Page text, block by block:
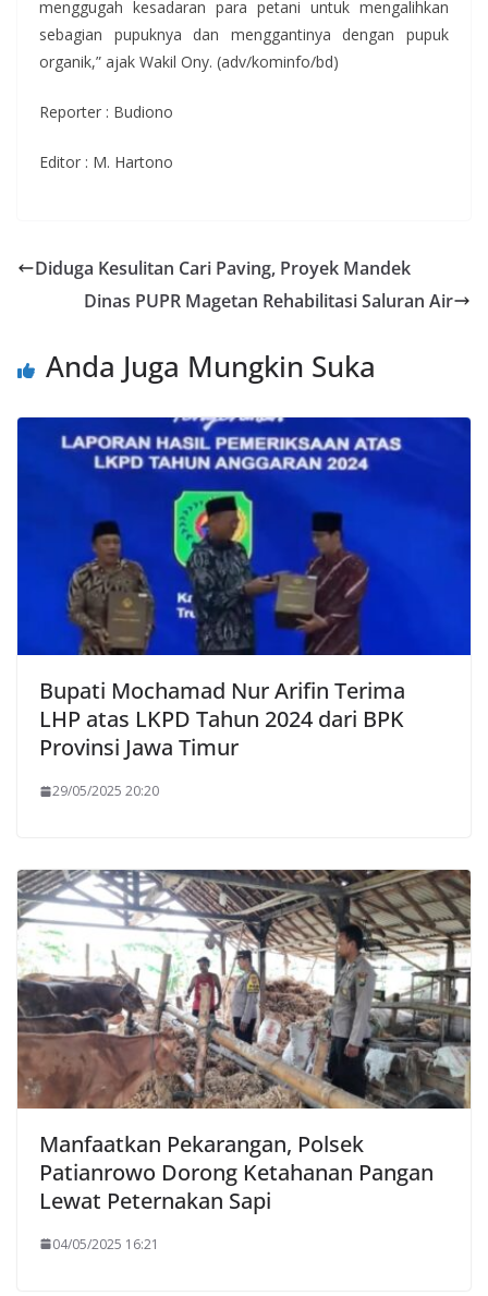
menggugah kesadaran para petani untuk mengalihkan
sebagian pupuknya dan menggantinya dengan pupuk
organik,” ajak Wakil Ony. (adv/kominfo/bd)
Reporter : Budiono
Editor : M. Hartono
Diduga Kesulitan Cari Paving, Proyek Mandek
Dinas PUPR Magetan Rehabilitasi Saluran Air
Anda Juga Mungkin Suka
Bupati Mochamad Nur Arifin Terima
LHP atas LKPD Tahun 2024 dari BPK
Provinsi Jawa Timur
29/05/2025 20:20
Manfaatkan Pekarangan, Polsek
Patianrowo Dorong Ketahanan Pangan
Lewat Peternakan Sapi
04/05/2025 16:21